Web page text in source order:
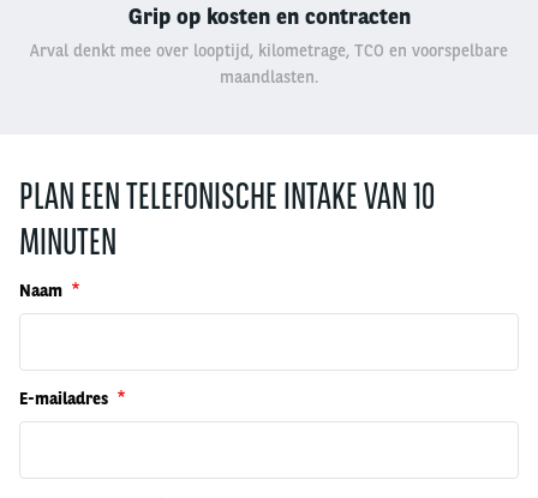
Grip op kosten en contracten
Arval denkt mee over looptijd, kilometrage, TCO en voorspelbare
maandlasten.
PLAN EEN TELEFONISCHE INTAKE VAN 10
MINUTEN
Naam
E-mailadres